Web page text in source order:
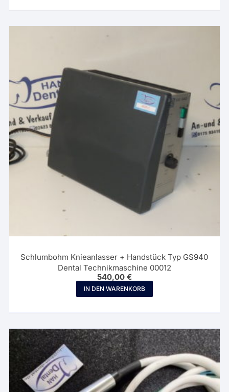
Schlumbohm Knieanlasser + Handstück Typ GS940
Dental Technikmaschine 00012
540,00 €
IN DEN WARENKORB